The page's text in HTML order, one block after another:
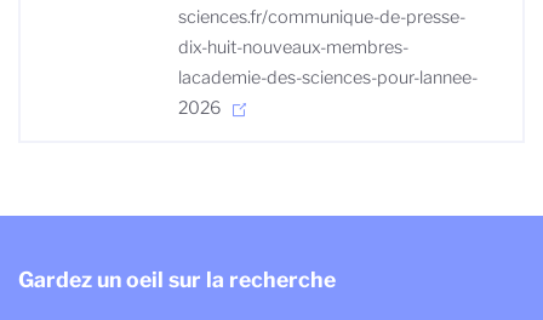
sciences.fr/communique-de-presse-
dix-huit-nouveaux-membres-
lacademie-des-sciences-pour-lannee-
2026
Gardez un oeil sur la recherche